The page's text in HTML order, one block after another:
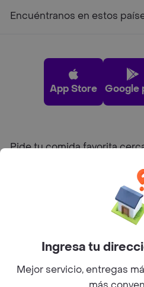
Encuéntranos en estos
App Store Google
Pide tu comida favorita
Sobre Rappi
Ingresa tu
Mejor servicio, entregas